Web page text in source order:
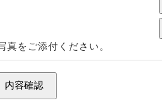
真をご添付ください。